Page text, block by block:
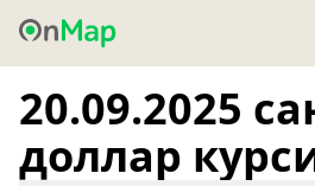
20.09.2025
доллар